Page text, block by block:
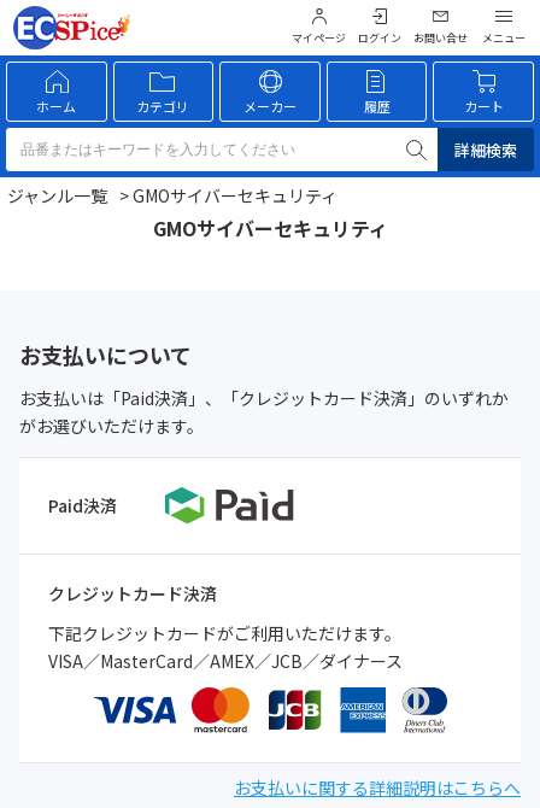
マイページ ログイン お問い合せ
ホーム カテゴリ メーカー 履歴 カート
詳細検索
ジャンル一覧 > GMOサイバーセキュリティ
GMOサイバーセキュリティ
お支払いについて
お支払いは「Paid決済」、「クレジットカード決済」のいずれか
がお選びいただけます。
Paid決済
クレジットカード決済
下記クレジットカードがご利用いただけます。
VISA／MasterCard／AMEX／JCB／ダイナース
お支払いに関する詳細説明はこちらへ